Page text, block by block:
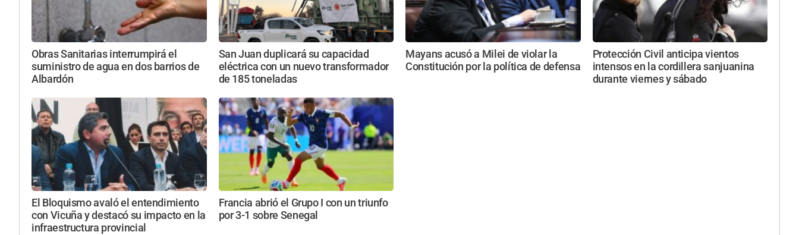
Obras Sanitarias interrumpirá el
suministro de agua en dos barrios de
Albardón
San Juan duplicará su capacidad
eléctrica con un nuevo transformador
de 185 toneladas
Mayans acusó a Milei de violar la
Constitución por la política de defensa
Protección Civil anticipa vientos
intensos en la cordillera sanjuanina
durante viernes y sábado
El Bloquismo avaló el entendimiento
con Vicuña y destacó su impacto en la
infraestructura provincial
Francia abrió el Grupo I con un triunfo
por 3-1 sobre Senegal